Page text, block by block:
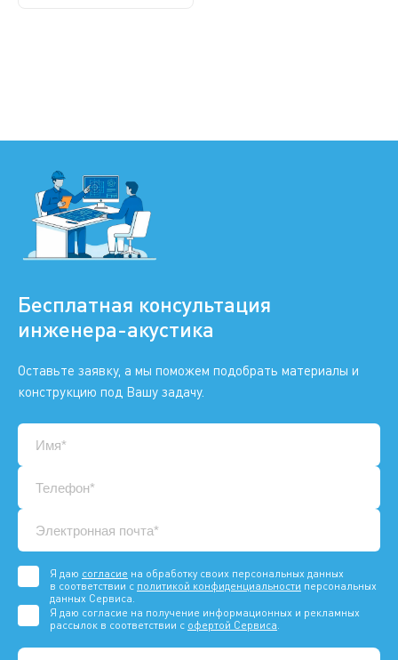
Бесплатная консультация
инженера-акустика
Оставьте заявку, а мы поможем подобрать материалы и
конструкцию под Вашу задачу.
Я даю согласие на обработку своих персональных данных
в соответствии с политикой конфиденциальности персональных
данных Сервиса.
Я даю согласие на получение информационных и рекламных
рассылок в соответствии с офертой Сервиса.